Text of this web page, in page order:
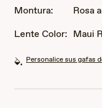
Montura:
Rosa
Lente Color: Maui
Personalice sus gafas